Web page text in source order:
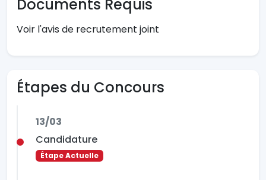
Documents Requis
Voir l'avis de recrutement joint
Étapes du Concours
13/03
Candidature
Étape Actuelle